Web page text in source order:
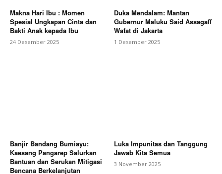
Makna Hari Ibu : Momen
Spesial Ungkapan Cinta dan
Bakti Anak kepada Ibu
24 Desember 2025
Duka Mendalam: Mantan
Gubernur Maluku Said Assagaff
Wafat di Jakarta
1 Desember 2025
Banjir Bandang Bumiayu:
Kaesang Pangarep Salurkan
Bantuan dan Serukan Mitigasi
Bencana Berkelanjutan
Luka Impunitas dan Tanggung
Jawab Kita Semua
3 November 2025